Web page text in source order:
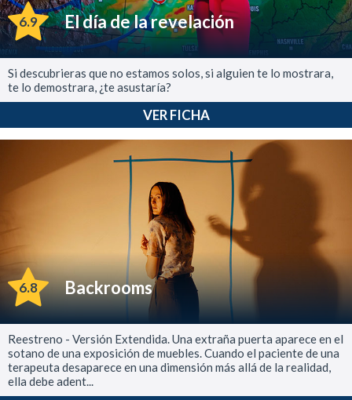
6.9 El día de la revelación
Si descubrieras que no estamos solos, si alguien te lo mostrara,
te lo demostrara, ¿te asustaría?
VER FICHA
6.8 Backrooms
Reestreno - Versión Extendida. Una extraña puerta aparece en el
sotano de una exposición de muebles. Cuando el paciente de una
terapeuta desaparece en una dimensión más allá de la realidad,
ella debe adent...